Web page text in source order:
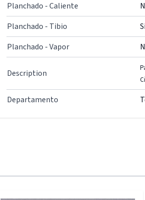
Planchado - Caliente
Planchado - Tibio
Si
Planchado - Vapor
Description
Departamento